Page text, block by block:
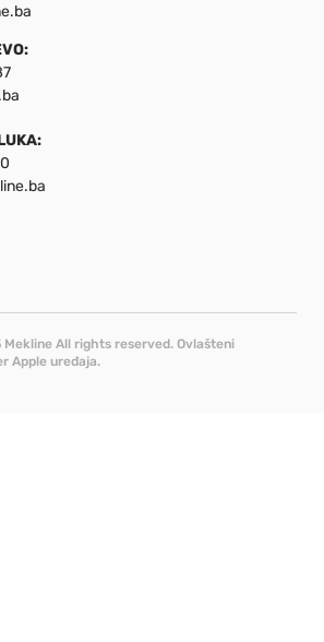
All rights reserved. Ovlašteni
Apple uređaja.